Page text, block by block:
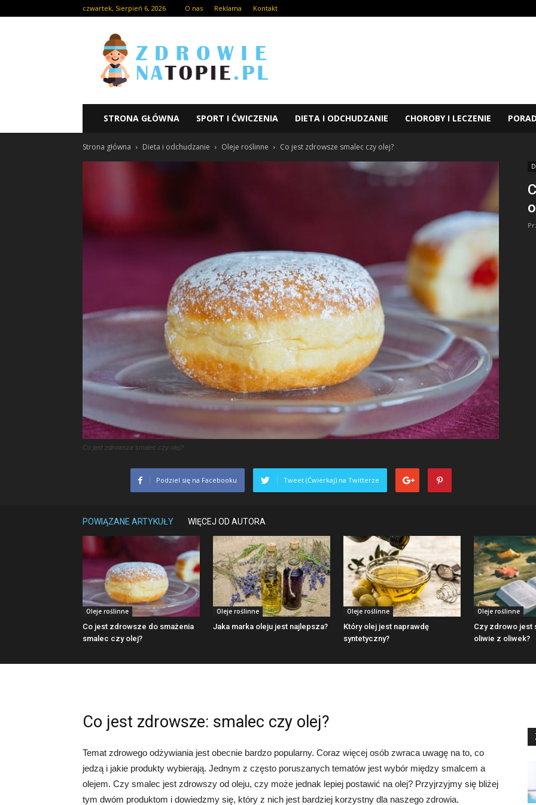
czwartek, Sierpień 6, 2026 O nas Reklama Kontakt
STRONA GŁÓWNA SPORT I ĆWICZENIA DIETA I ODCHUDZANIE CHOROBY I LECZENIE
Strona główna Dieta i odchudzanie Oleje roślinne Co jest zdrowsze smalec czy olej?
Co jest zdrowsze smalec czy olej?
Podziel się na Facebooku Tweet (Ćwierkaj) na Twitterze
POWIĄZANE ARTYKUŁY WIĘCEJ OD AUTORA
Oleje roślinne
Co jest zdrowsze do smażenia
smalec czy olej?
Oleje roślinne
Jaka marka oleju jest najlepsza?
Oleje roślinne
Który olej jest naprawdę
syntetyczny?
Oleje roślinne
Czy zdrowo jest
oliwie z oliwek?
Co jest zdrowsze: smalec czy olej?
Temat zdrowego odżywiania jest obecnie bardzo popularny. Coraz więcej osób zwraca uwagę na to, co
jedzą i jakie produkty wybierają. Jednym z często poruszanych tematów jest wybór między smalcem a
olejem. Czy smalec jest zdrowszy od oleju, czy może jednak lepiej postawić na olej? Przyjrzyjmy się bliżej
tym dwóm produktom i dowiedzmy się, który z nich jest bardziej korzystny dla naszego zdrowia.